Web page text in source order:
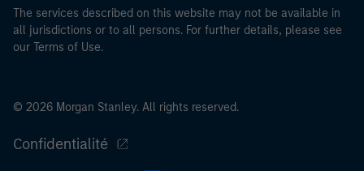
The services described on this website may not be available in
all jurisdictions or to all persons. For further details, please see
our Terms of Use.
© 2026 Morgan Stanley. All rights reserved.
Confidentialité